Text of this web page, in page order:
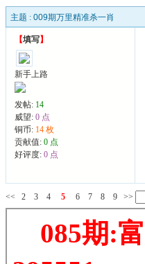
主题 : 009期万里精准杀一肖
【填写】
新手上路
发帖: 14
威望: 0 点
铜币: 14 枚
贡献值: 0 点
好评度: 0 点
<< 2 3 4 5 6 7 8 9 >>